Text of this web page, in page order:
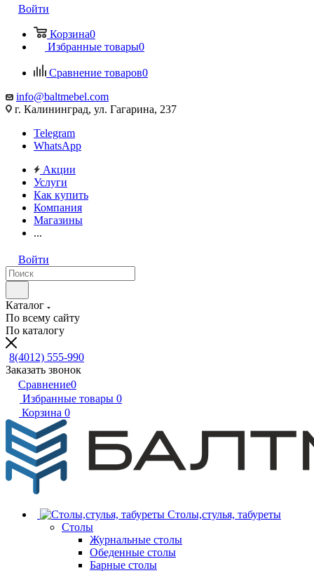
Войти
Корзина0
Избранные товары0
Сравнение товаров0
info@baltmebel.com
г. Калининград, ул. Гагарина, 237
Telegram
WhatsApp
Акции
Услуги
Как купить
Компания
Магазины
...
Войти
Каталог
По всему сайту
По каталогу
8(4012) 555-990
Заказать звонок
Сравнение0
Избранные товары 0
Корзина 0
Столы,стулья, табуреты
Столы
Журнальные столы
Обеденные столы
Барные столы